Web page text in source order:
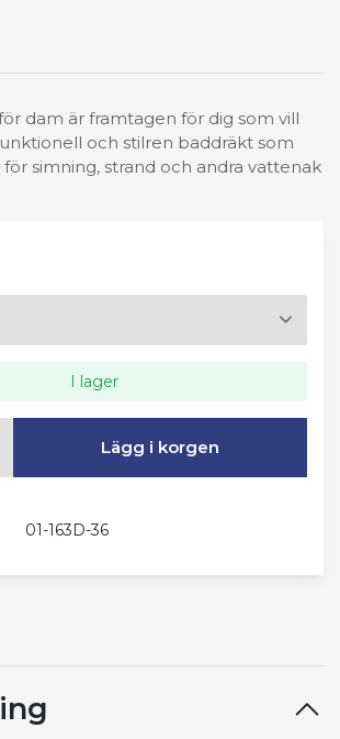
dam är framtagen för dig som vill
och stilren baddräkt som
simning, strand och andra vattenak
I lager
Lägg i korgen
01-163D-36